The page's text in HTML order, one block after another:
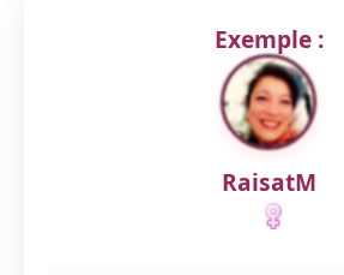
Exemple :
RaisatM